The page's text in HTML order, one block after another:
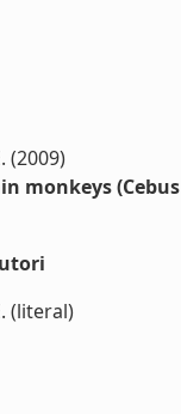
(2009)
monkeys
(literal)